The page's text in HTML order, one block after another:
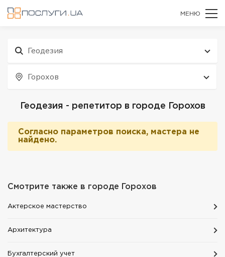
МЕНЮ
Геодезия
Горохов
Геодезия - репетитор в городе Горохов
Согласно параметров поиска, мастера не
найдено.
Смотрите также в городе Горохов
Актерское мастерство
Aрхитектура
Бухгалтерский учет